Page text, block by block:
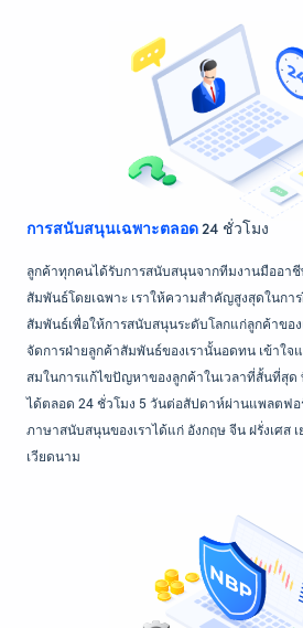
การสนับสนุนเฉพาะตลอด 24 ชั่วโมง
ลูกค้าทุกคนได้รับการสนับสนุนจากทีมงานมืออา
สัมพันธ์โดยเฉพาะ เราให้ความสำคัญสูงสุดในกา
สัมพันธ์เพื่อให้การสนับสนุนระดับโลกแก่ลูกค้าของ
จัดการฝ่ายลูกค้าสัมพันธ์ของเรานั้นอดทน เข้าใจ
สมในการแก้ไขปัญหาของลูกค้าในเวลาที่สั้นที่สุด
ได้ตลอด 24 ชั่วโมง 5 วันต่อสัปดาห์ผ่านแพลตฟอ
ภาษาสนับสนุนของเราได้แก่ อังกฤษ จีน ฝรั่งเศส
เวียดนาม